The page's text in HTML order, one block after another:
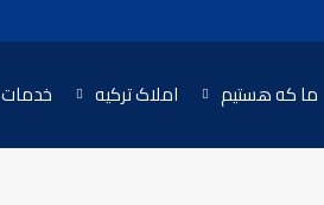
ما که هستیم املاک ترکیه خدمات